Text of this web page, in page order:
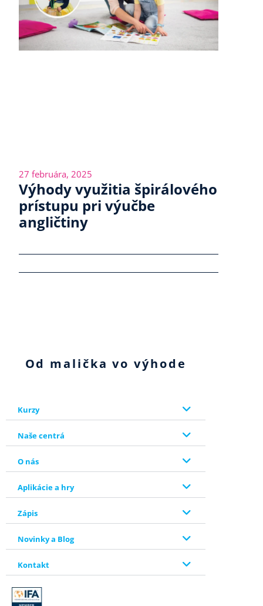
27 februára, 2025
Výhody využitia špirálového
prístupu pri výučbe
angličtiny
Od malička vo výhode
Kurzy
Naše centrá
O nás
Aplikácie a hry
Zápis
Novinky a Blog
Kontakt